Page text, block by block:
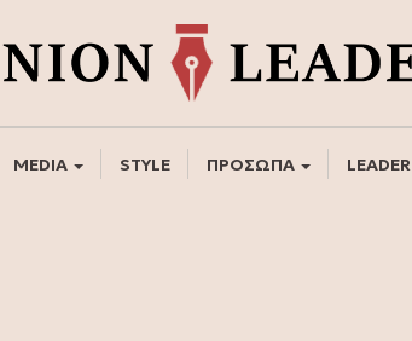
MEDIA STYLE ΠΡΟΣΩΠΑ LEADER